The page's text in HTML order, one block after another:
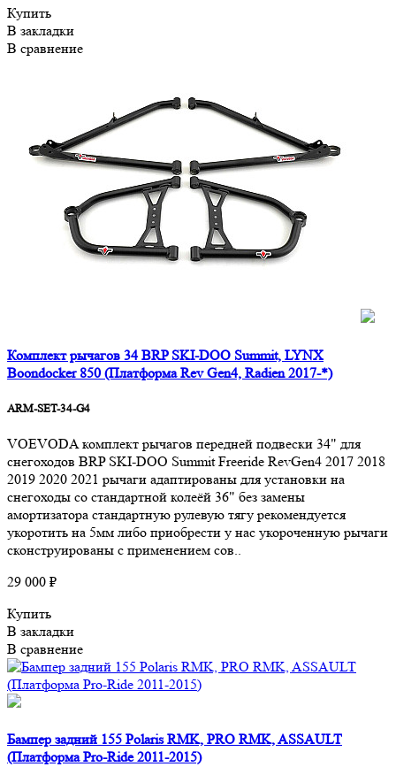
Купить
В закладки
В сравнение
Комплект рычагов 34 BRP SKI-DOO Summit, LYNX
Boondocker 850 (Платформа Rev Gen4, Radien 2017-*)
ARM-SET-34-G4
VOEVODA комплект рычагов передней подвески 34" для
снегоходов BRP SKI-DOO Summit Freeride RevGen4 2017 2018
2019 2020 2021 рычаги адаптированы для установки на
снегоходы со стандартной колеёй 36" без замены
амортизатора стандартную рулевую тягу рекомендуется
укоротить на 5мм либо приобрести у нас укороченную рычаги
сконструированы с применением сов..
29 000 ₽
Купить
В закладки
В сравнение
Бампер задний 155 Polaris RMK, PRO RMK, ASSAULT
(Платформа Pro-Ride 2011-2015)